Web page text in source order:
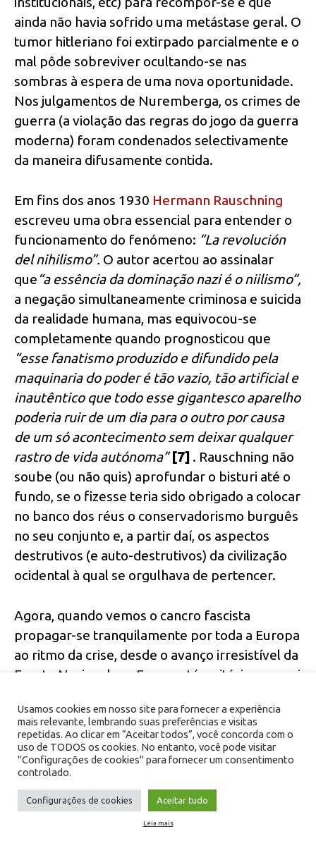
ainda não havia sofrido uma metástase geral. O
tumor hitleriano foi extirpado parcialmente e o
mal pôde sobreviver ocultando-se nas
sombras à espera de uma nova oportunidade.
Nos julgamentos de Nuremberga, os crimes de
guerra (a violação das regras do jogo da guerra
moderna) foram condenados selectivamente
da maneira difusamente contida.
Em fins dos anos 1930 Hermann Rauschning
escreveu uma obra essencial para entender o
funcionamento do fenómeno: “La revolución
del nihilismo”. O autor acertou ao assinalar
que“a essência da dominação nazi é o niilismo”,
a negação simultaneamente criminosa e suicida
da realidade humana, mas equivocou-se
completamente quando prognosticou que
“esse fanatismo produzido e difundido pela
maquinaria do poder é tão vazio, tão artificial e
inautêntico que todo esse gigantesco aparelho
poderia ruir de um dia para o outro por causa
de um só acontecimento sem deixar qualquer
rastro de vida autónoma”[7] . Rauschning não
soube (ou não quis) aprofundar o bisturi até o
fundo, se o fizesse teria sido obrigado a colocar
no banco dos réus o conservadorismo burguês
no seu conjunto e, a partir daí, os aspectos
destrutivos (e auto-destrutivos) da civilização
ocidental à qual se orgulhava de pertencer.
Agora, quando vemos o cancro fascista
propagar-se tranquilamente por toda a Europa
ao ritmo da crise, desde o avanço irresistível da
Frente Nacional em França até a vitória neonazi
Croácia, Hungria, os países bálticos, Grécia, etc,
não podemos deixar de constatar o
enraizamento profundo do mesmo não só na
tragédia dos anos 1920-1930-1950 como
também em histórias muito mais antigas, em
fanatismos religiosos, em genocídios coloniais
Usamos cookies em nosso site para fornecer a experiência
mais relevante, lembrando suas preferências e visitas
repetidas. Ao clicar em “Aceitar todos”, você concorda com o
uso de TODOS os cookies. No entanto, você pode visitar
"Configurações de cookies" para fornecer um consentimento
controlado.
Configurações de cookies Aceitar tudo
Leia mais